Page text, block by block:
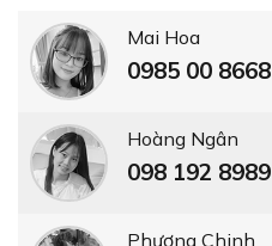
Mai Hoa
0985 00 8668
Hoàng Ngân
098 192 8989
Phương Chinh